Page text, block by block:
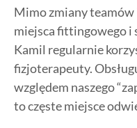
Mimo zmiany teamów
miejsca fittingowego i
Kamil regularnie
fizjoterapeuty.
względem naszego
to częste miejsce